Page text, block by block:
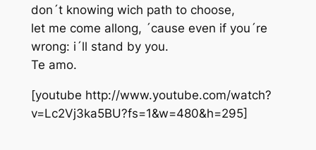
don´t knowing wich path to choose,
let me come allong, ´cause even if you´re
wrong: i´ll stand by you.
Te amo.
[youtube http://www.youtube.com/watch?
v=Lc2Vj3ka5BU?fs=1&w=480&h=295]